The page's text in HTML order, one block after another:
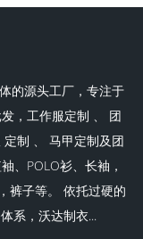
的源头工厂，专注于
，工作服定制 、 团
制 、 马甲定制及团
、POLO衫、长袖，
裤子等。 依托过硬的
系，沃达制衣...